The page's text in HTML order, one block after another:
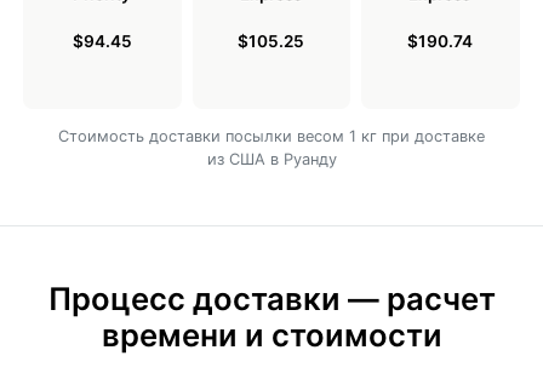
$94.45 $105.25 $190.74
Cтоимость доставки посылки весом 1 кг при доставке
из США в Руанду
Процесс доставки — расчет
времени и стоимости